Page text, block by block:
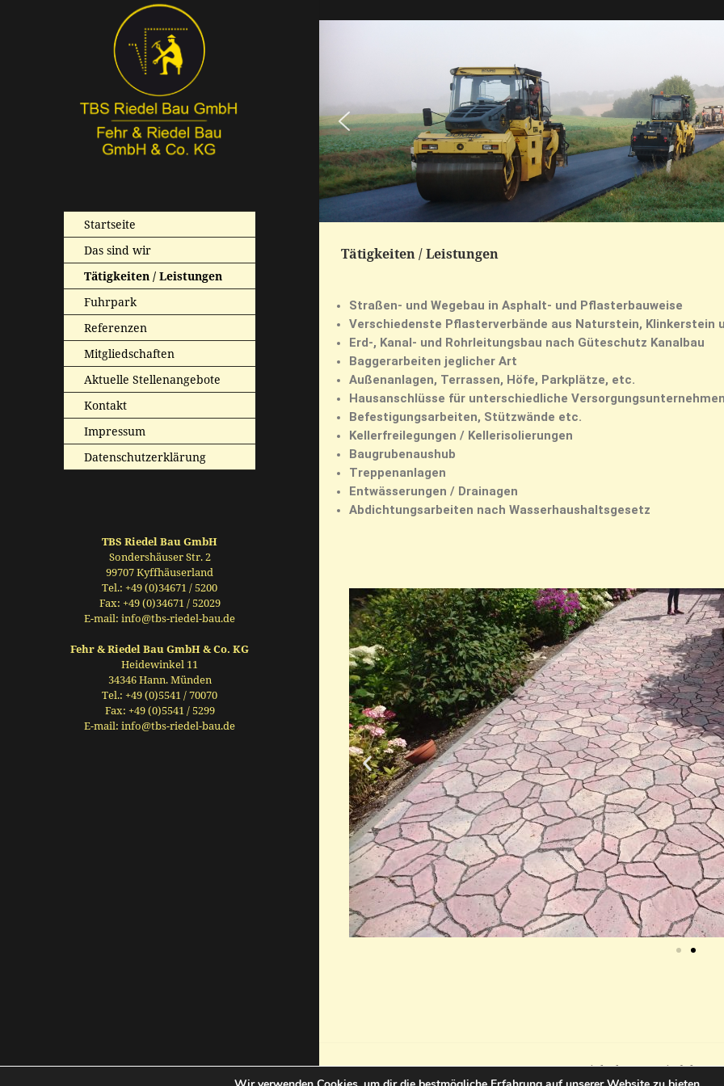
Startseite
Das sind wir
Tätigkeiten / Leistungen
Fuhrpark
Referenzen
Mitgliedschaften
Aktuelle Stellenangebote
Kontakt
Impressum
Datenschutzerklärung
TBS Riedel Bau GmbH
Sondershäuser Str. 2
99707 Kyffhäuserland
Tel.: +49 (0)34671 / 5200
Fax: +49 (0)34671 / 52029
E-mail: info@tbs-riedel-bau.de
Fehr & Riedel Bau GmbH & Co. KG
Heidewinkel 11
34346 Hann. Münden
Tel.: +49 (0)5541 / 70070
Fax: +49 (0)5541 / 5299
E-mail: info@tbs-riedel-bau.de
Tätigkeiten / Leistungen
Straßen- und Wegebau in Asphalt- und Pflasterbauweise
Verschiedenste Pflasterverbände aus Naturstein, Klinkerstein
Erd-, Kanal- und Rohrleitungsbau nach Güteschutz Kanalbau
Baggerarbeiten jeglicher Art
Außenanlagen, Terrassen, Höfe, Parkplätze, etc.
Hausanschlüsse für unterschiedliche
Befestigungsarbeiten, Stützwände etc.
Kellerfreilegungen / Kellerisolierungen
Baugrubenaushub
Treppenanlagen
Entwässerungen / Drainagen
Abdichtungsarbeiten nach Wasserhaushaltsgesetz
Copyright by TBS Riedel Bau